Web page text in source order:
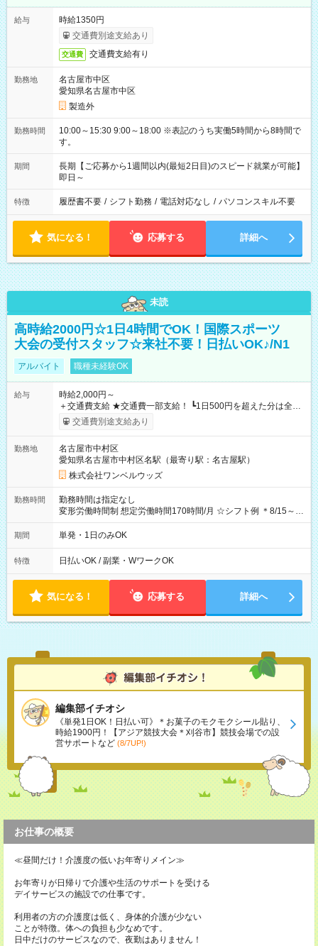
給与
時給1350円
交通費別途支給あり
交通費 交通費支給有り
勤務地
名古屋市中区
愛知県名古屋市中区
製造外
勤務時間
10:00～15:30 9:00～18:00 ※表記のうち実働5時間から8時間で
す。
期間
長期【ご応募から1週間以内(最短2日目)のスピード就業が可能】
即日～
特徴 履歴書不要 / シフト勤務 / 電話対応なし / パソコンスキル不要
気になる！ 応募する 詳細へ
未読
高時給2000円☆1日4時間でOK！国際スポーツ
大会の受付スタッフ☆来社不要！日払いOK♪/N1
アルバイト 職種未経験OK
給与
時給2,000円～
＋交通費支給 ★交通費一部支給！ ┗1日500円を超えた分は全額
支給！ ※往復500円以内の方は自己負担となります ★日払い
OK！（規定あり） ┗働いたその日に現金GET♪ お仕事後はコン
期間なし
交通費別途支給あり
勤務地
名古屋市中村区
愛知県名古屋市中村区名駅（最寄り駅：名古屋駅）
株式会社ワンベルウッズ
勤務時間
勤務時間は指定なし
変形労働時間制 想定労働時間170時間/月 ☆シフト例 ＊8/15～
10/26 全日共通 08：00～12：00 17：00～21：00 ＊8/31
～9/19のみ下記シフトもあります！ 12：00～16：00 ＊9/6～
00
期間 単発・1日のみOK
特徴 日払いOK / 副業・WワークOK
気になる！ 応募する 詳細へ
編集部イチオシ
《単発1日OK！日払い可》＊お菓子のモクモクシール貼り、
時給1900円！【アジア競技大会＊刈谷市】競技会場での設
営サポートなど (8/7UP!)
お仕事の概要
≪昼間だけ！介護度の低いお年寄りメイン≫
お年寄りが日帰りで介護や生活のサポートを受ける
デイサービスの施設での仕事です。
利用者の方の介護度は低く、身体的介護が少ない
ことが特徴。体への負担も少なめです。
日中だけのサービスなので、夜勤はありません！